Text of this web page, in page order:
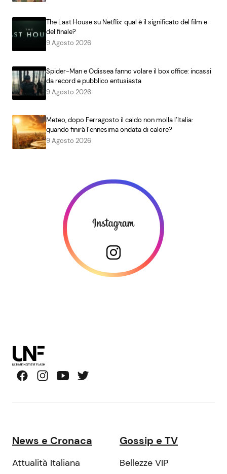
The Last House su Netflix: qual è il significato del film e
del finale?
9 Agosto 2026
Spider-Man e Odissea fanno volare il box office: incassi
da record e pubblico entusiasta
9 Agosto 2026
Meteo, dopo Ferragosto il caldo non molla l’Italia:
quando finirà l’ennesima ondata di calore?
9 Agosto 2026
News e Cronaca
Attualità Italiana
Gossip e TV
Bellezze VIP